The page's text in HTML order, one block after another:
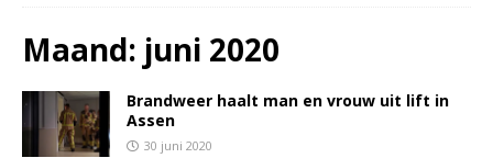
Maand: juni 2020
Brandweer haalt man en vrouw uit lift in
Assen
30 juni 2020